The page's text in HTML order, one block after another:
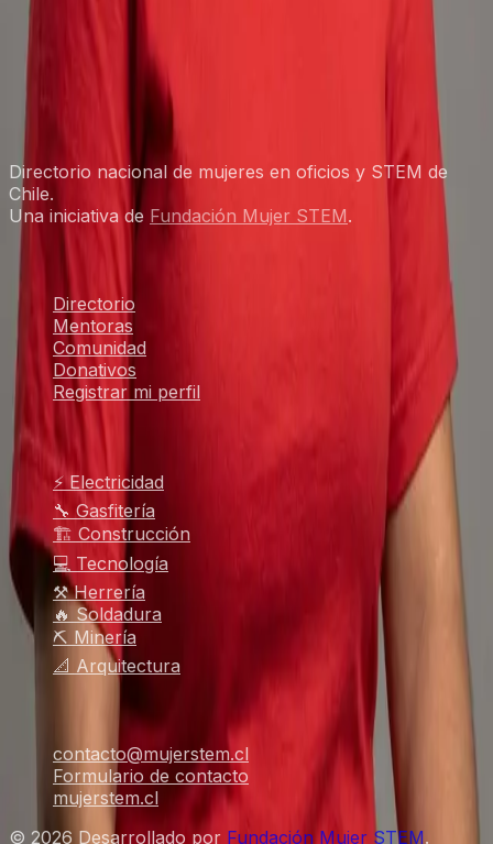
WhatsApp +56 9 6609 1882
Apoyar a nuestro portal
Directorio nacional de mujeres en oficios y STEM de
Chile.
Una iniciativa de Fundación Mujer STEM.
Explorar
Directorio
Mentoras
Comunidad
Donativos
Registrar mi perfil
Oficios populares
⚡ Electricidad
🔧 Gasfitería
🏗️ Construcción
💻 Tecnología
⚒️ Herrería
🔥 Soldadura
⛏️ Minería
📐 Arquitectura
contacto@mujerstem.cl
Formulario de contacto
mujerstem.cl
© 2026 Desarrollado por Fundación Mujer STEM.